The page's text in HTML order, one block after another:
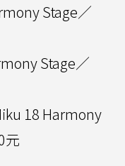
Stage／
Stage／
18 Harmony
元